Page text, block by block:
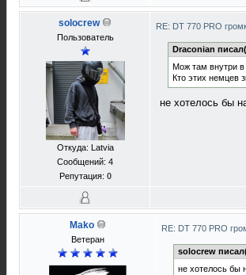
solocrew
Пользователь
Откуда: Latvia
Сообщений: 4
Репутация: 0
RE: DT 770 PRO
Draconian
Мож там внутри
Кто этих немцев
не хотелось бы
Mako
Ветеран
RE: DT 770 PRO
solocrew
не хотелось бы